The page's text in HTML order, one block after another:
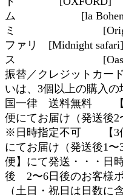
ム [la
ミ [Origami]
ファリ [Midnight
ス [Oasis]決済
振替／クレジットカ
いは、3個以上の購入
国一律 送料無料 【1
便にてお届け（発送
※日時指定不可 【3個
にてお届け（発送後
便】にて発送・・・
後 2〜6日後のお客様
（土日・祝日は日数